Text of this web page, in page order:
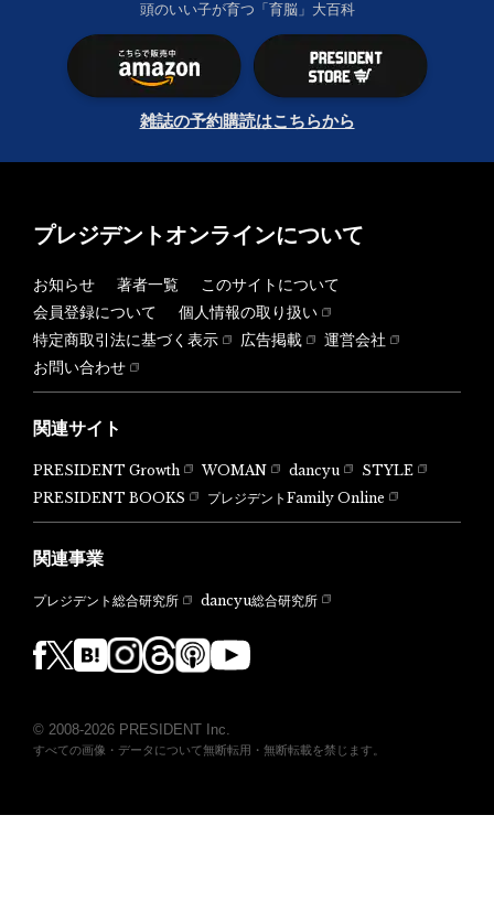
頭のいい子が育つ「育脳」大百科
雑誌の予約購読はこちらから
プレジデントオンラインについて
お知らせ 著者一覧
このサイトについて
会員登録について
個人情報の取り扱い
特定商取引法に基づく表示
広告掲載
運営会社
お問い合わせ
関連サイト
PRESIDENT Growth WOMAN dancyu
STYLE
PRESIDENT BOOKS
プレジデントFamily Online
関連事業
プレジデント総合研究所 dancyu総合研究所
© 2008-2026 PRESIDENT Inc.
すべての画像・データについて無断転用・無断転載を禁じます。